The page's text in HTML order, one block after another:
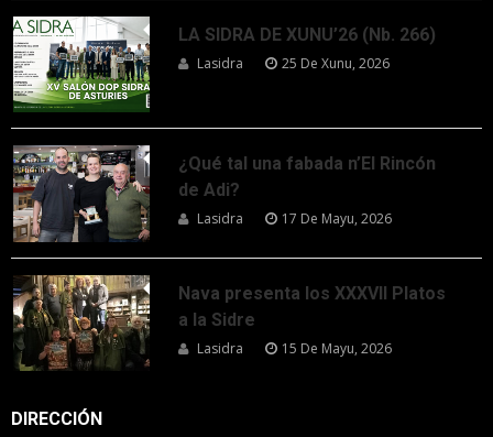
LA SIDRA DE XUNU’26 (Nb. 266)
Lasidra 25 De Xunu, 2026
¿Qué tal una fabada n’El Rincón
de Adi?
Lasidra 17 De Mayu, 2026
Nava presenta los XXXVII Platos
a la Sidre
Lasidra 15 De Mayu, 2026
DIRECCIÓN